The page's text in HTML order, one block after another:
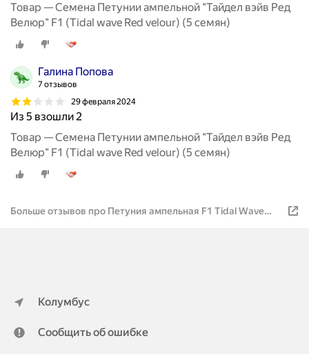
Товар — Семена Петунии ампельной "Тайдел вэйв Ред
Велюр" F1 (Tidal wave Red velour) (5 семян)
Галина Попова
7 отзывов
29 февраля 2024
Из 5 взошли 2
Товар — Семена Петунии ампельной "Тайдел вэйв Ред
Велюр" F1 (Tidal wave Red velour) (5 семян)
Больше отзывов про Петуния ампельная F1 Tidal Wave
Колумбус
Сообщить об ошибке